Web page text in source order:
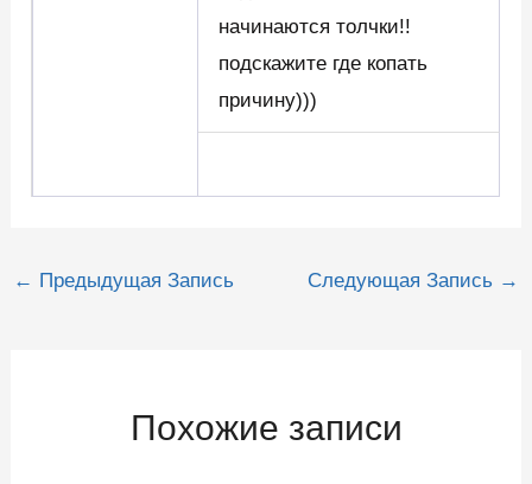
начинаются толчки!!
подскажите где копать
причину)))
Навигация
← Предыдущая Запись Следующая Запись →
Похожие записи